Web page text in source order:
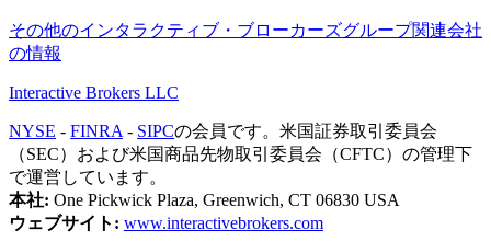
その他のインタラクティブ・ブローカーズグループ関連会社
の情報
Interactive Brokers LLC
NYSE - FINRA - SIPCの会員です。米国証券取引委員会
（SEC）および米国商品先物取引委員会（CFTC）の管理下
で運営しています。
本社: One Pickwick Plaza, Greenwich, CT 06830 USA
ウェブサイト: www.interactivebrokers.com